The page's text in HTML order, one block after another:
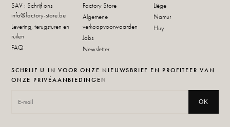
SAV : Schrijf ons
info@factory-store.be
Levering, terugsturen en
ruilen
FAQ
Factory Store
Algemene
verkoopvoorwaarden
Jobs
Newsletter
Liège
Namur
Huy
SCHRIJF U IN VOOR ONZE NIEUWSBRIEF EN PROFITEER VAN
ONZE PRIVÉAANBIEDINGEN
OK